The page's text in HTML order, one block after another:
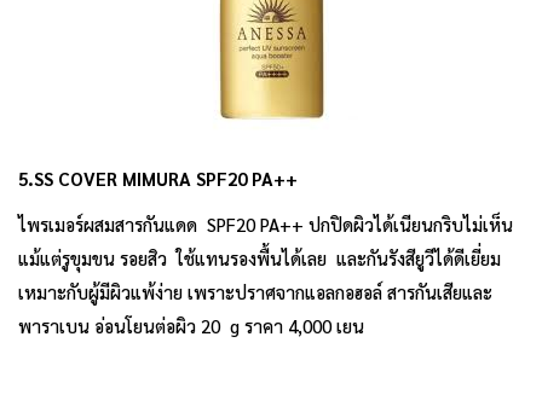
5.SS COVER MIMURA SPF20 PA++
ไพรเมอร์ผสมสารกันแดด SPF20 PA++ ปกปิดผิวได้เนียนกริบไม่เห็น
แม้แต่รูขุมขน รอยสิว ใช้แทนรองพื้นได้เลย และกันรังสียูวีได้ดีเยี่ยม
เหมาะกับผู้มีผิวแพ้ง่าย เพราะปราศจากแอลกอฮอล์ สารกันเสียและ
พาราเบน อ่อนโยนต่อผิว 20 g ราคา 4,000 เยน